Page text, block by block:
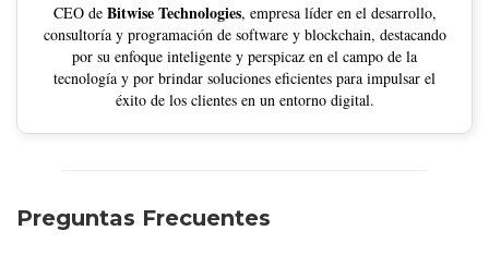
CEO de Bitwise Technologies, empresa líder en el desarrollo,
consultoría y programación de software y blockchain, destacando
por su enfoque inteligente y perspicaz en el campo de la
tecnología y por brindar soluciones eficientes para impulsar el
éxito de los clientes en un entorno digital.
Preguntas Frecuentes